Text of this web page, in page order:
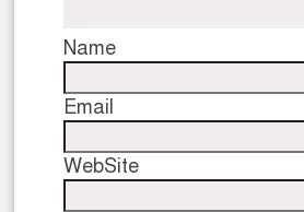
Name
Email
WebSite